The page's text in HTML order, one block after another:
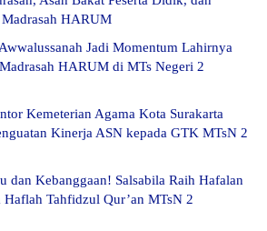
HARUM
Jadi Momentum Lahirnya
HARUM di MTs Negeri 2
Kemeterian Agama Kota Surakarta
Kinerja ASN kepada GTK MTsN 2
dan Kebanggaan! Salsabila Raih Hafalan
Haflah Tahfidzul Qur’an MTsN 2